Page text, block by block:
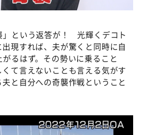
」という返答が！ 光輝くデコト
現すれば、夫が驚くと同時に自
るはず。その勢いに乗ること
て言えないことも言える気がす
と自分への奇襲作戦ということ